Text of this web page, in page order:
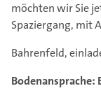
möchten wir Sie
Spaziergang, mit
Bahrenfeld,
Bodenansprache: